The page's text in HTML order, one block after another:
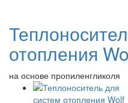
отопления
на основе пропиленгликоля